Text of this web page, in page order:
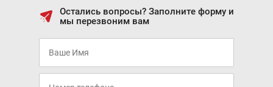
Скоро в продаже Цена от:
17 457 ₽/мес.
Остались вопросы? Заполните форму и
мы перезвоним вам